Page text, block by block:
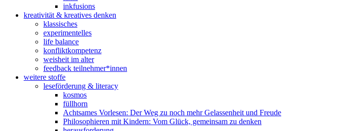
inkfusions
kreativität & kreatives denken
klassisches
experimentelles
life balance
konfliktkompetenz
weisheit im alter
feedback teilnehmer*innen
weitere stoffe
leseförderung & literacy
kosmos
füllhorn
Achtsames Vorlesen: Der Weg zu noch mehr Gelassenheit und Freude
Philosophieren mit Kindern: Vom Glück, gemeinsam zu denken